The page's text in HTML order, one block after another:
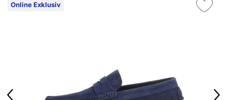
Online Exklusiv